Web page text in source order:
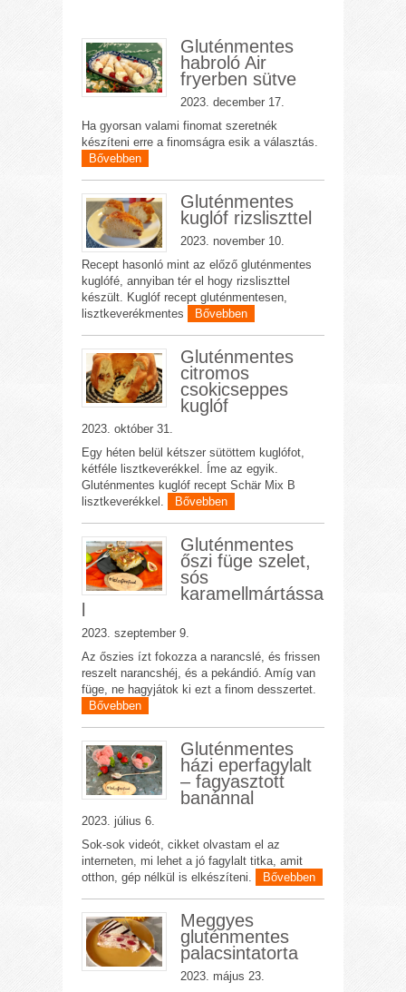
Gluténmentes
habroló Air
fryerben sütve
2023. december 17.
Ha gyorsan valami finomat szeretnék
készíteni erre a finomságra esik a választás.
Bővebben
Gluténmentes
kuglóf rizsliszttel
2023. november 10.
Recept hasonló mint az előző gluténmentes
kuglófé, annyiban tér el hogy rizsliszttel
készült. Kuglóf recept gluténmentesen,
lisztkeverékmentes
Bővebben
Gluténmentes
citromos
csokicseppes
kuglóf
2023. október 31.
Egy héten belül kétszer sütöttem kuglófot,
kétféle lisztkeverékkel. Íme az egyik.
Gluténmentes kuglóf recept Schär Mix B
lisztkeverékkel.
Bővebben
Gluténmentes
őszi füge szelet,
sós
karamellmártássa
2023. szeptember 9.
Az őszies ízt fokozza a narancslé, és frissen
reszelt narancshéj, és a pekándió. Amíg van
füge, ne hagyjátok ki ezt a finom desszertet.
Bővebben
Gluténmentes
házi eperfagylalt
– fagyasztott
banánnal
2023. július 6.
Sok-sok videót, cikket olvastam el az
interneten, mi lehet a jó fagylalt titka, amit
otthon, gép nélkül is elkészíteni.
Bővebben
Meggyes
gluténmentes
palacsintatorta
2023. május 23.